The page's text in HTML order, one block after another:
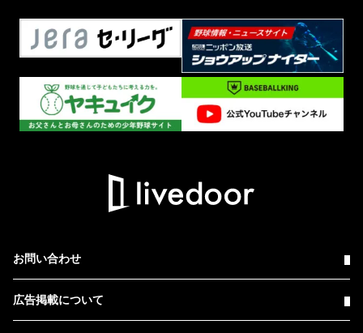
お問い合わせ
広告掲載について